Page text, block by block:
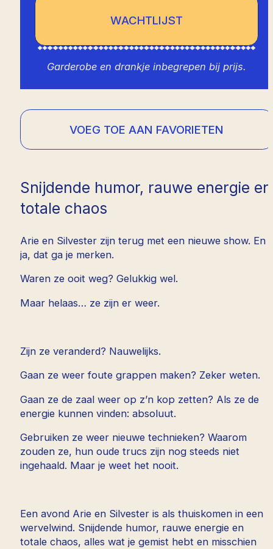
Snijdende humor, rauwe energie en
totale chaos
Arie en Silvester zijn terug met een nieuwe show. En
ja, dat ga je merken.
Waren ze ooit weg? Gelukkig wel.
Maar helaas… ze zijn er weer.
Zijn ze veranderd? Nauwelijks.
Gaan ze weer foute grappen maken? Zeker weten.
Gaan ze de zaal weer op z’n kop zetten? Als ze de
energie kunnen vinden: absoluut.
Gebruiken ze weer nieuwe technieken? Waarom
zouden ze, hun oude trucs zijn nog steeds niet
ingehaald. Maar je weet het nooit.
Een avond Arie en Silvester is als thuiskomen in een
wervelwind. Snijdende humor, rauwe energie en
totale chaos, alles wat je gemist hebt en misschien
WACHTLIJST
Garderobe en drankje inbegrepen bij prijs.
VOEG TOE AAN FAVORIETEN